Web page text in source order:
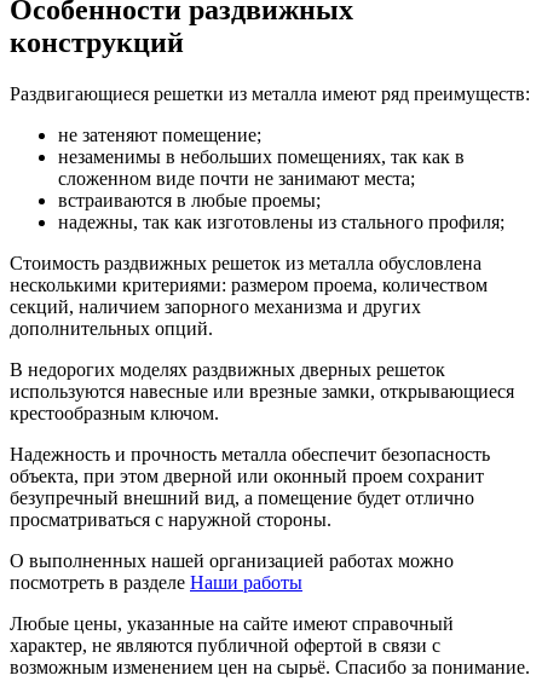
Особенности раздвижных
конструкций
Раздвигающиеся решетки из металла имеют ряд преимуществ:
не затеняют помещение;
незаменимы в небольших помещениях, так как в
сложенном виде почти не занимают места;
встраиваются в любые проемы;
надежны, так как изготовлены из стального профиля;
Стоимость раздвижных решеток из металла обусловлена
несколькими критериями: размером проема, количеством
секций, наличием запорного механизма и других
дополнительных опций.
В недорогих моделях раздвижных дверных решеток
используются навесные или врезные замки, открывающиеся
крестообразным ключом.
Надежность и прочность металла обеспечит безопасность
объекта, при этом дверной или оконный проем сохранит
безупречный внешний вид, а помещение будет отлично
просматриваться с наружной стороны.
О выполненных нашей организацией работах можно
посмотреть в разделе Наши работы
Любые цены, указанные на сайте имеют справочный
характер, не являются публичной офертой в связи с
возможным изменением цен на сырьё. Спасибо за понимание.